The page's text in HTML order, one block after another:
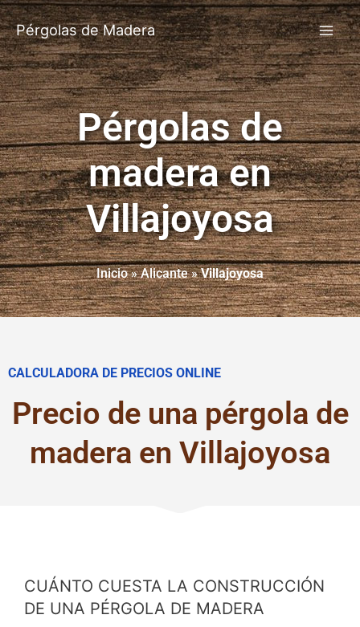
Pérgolas de Madera
Pérgolas de
madera en
Villajoyosa
Inicio»Alicante»Villajoyosa
CALCULADORA DE PRECIOS ONLINE
Precio de una pérgola de
madera en Villajoyosa
CUÁNTO CUESTA LA CONSTRUCCIÓN
DE UNA PÉRGOLA DE MADERA